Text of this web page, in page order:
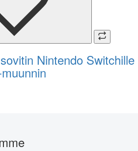
Nintendo Switchille